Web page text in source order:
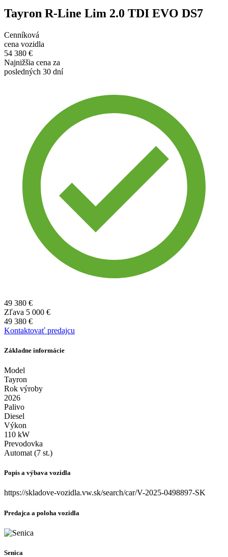
Tayron R-Line Lim 2.0 TDI EVO DS7
Cenníková
cena vozidla
54 380 €
Najnižšia cena za
posledných 30 dní
49 380 €
Zľava 5 000 €
49 380 €
Kontaktovať predajcu
Základne informácie
Model
Tayron
Rok výroby
2026
Palivo
Diesel
Výkon
110 kW
Prevodovka
Automat (7 st.)
Popis a výbava vozidla
https://skladove-vozidla.vw.sk/search/car/V-2025-0498897-SK
Predajca a poloha vozidla
Senica